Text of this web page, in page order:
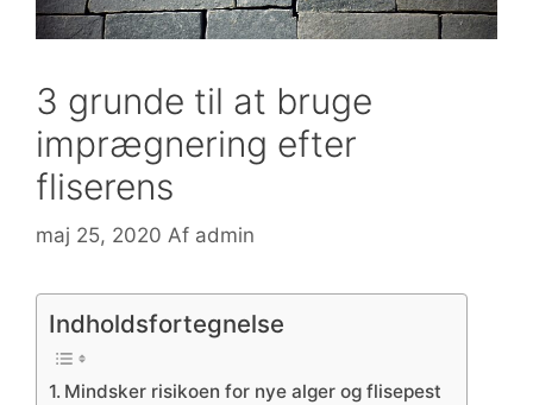
3 grunde til at bruge
imprægnering efter
fliserens
maj 25, 2020 Af admin
Indholdsfortegnelse
Mindsker risikoen for nye alger og flisepest